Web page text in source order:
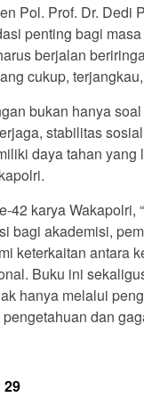
Pol. Prof. Dr. Dedi
penting bagi
berjalan
cukup,
bukan hanya
stabilitas
daya tahan
42 karya Wakapolri,
bagi akademisi,
keterkaitan antara
Buku ini
hanya melalui
dan
29